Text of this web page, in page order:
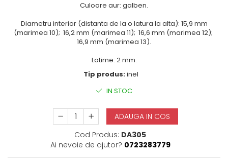
Culoare aur: galben.
Diametru interior (distanta de la o latura la alta): 15,9 mm
(marimea 10); 16,2 mm (marimea 11); 16,6 mm (marimea 12);
16,9 mm (marimea 13).
Latime: 2 mm.
Tip produs:inel
IN STOC
ADAUGA IN COS
Cod Produs: DA305
Ai nevoie de ajutor? 0723283779